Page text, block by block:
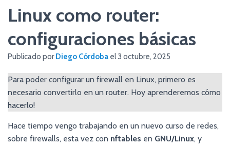
Linux como router:
configuraciones básicas
Publicado porDiego Córdoba el3 octubre, 2025
Para poder configurar un firewall en Linux, primero es
necesario convertirlo en un router. Hoy aprenderemos cómo
hacerlo!
Hace tiempo vengo trabajando en un nuevo curso de redes,
sobre firewalls, esta vez con nftables en GNU/Linux, y